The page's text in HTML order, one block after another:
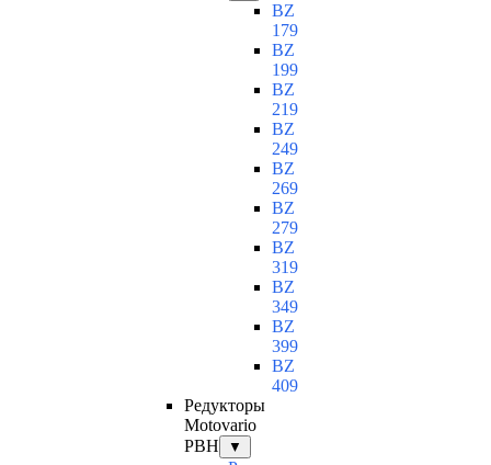
BZ
179
BZ
199
BZ
219
BZ
249
BZ
269
BZ
279
BZ
319
BZ
349
BZ
399
BZ
409
Редукторы
Motovario
PBH
▼